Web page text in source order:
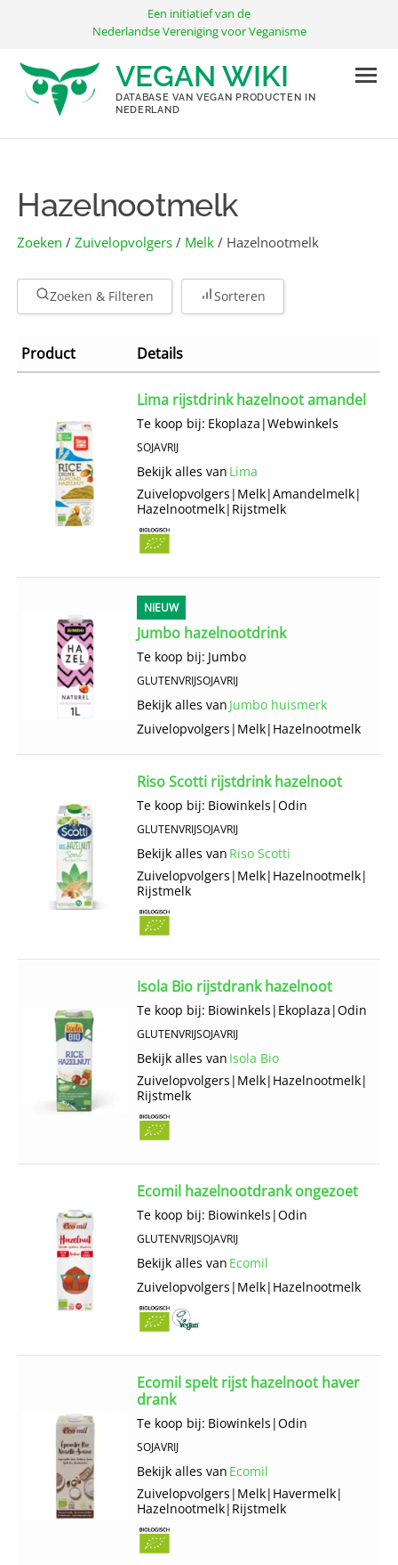
inhoud
Een initiatief van de
Nederlandse Vereniging voor Veganisme
VEGAN WIKI
DATABASE VAN VEGAN PRODUCTEN IN
NEDERLAND
Hazelnootmelk
Zoeken /Zuivelopvolgers / Melk / Hazelnootmelk
Zoeken & Filteren Sorteren
Product Details
Lima rijstdrink hazelnoot amandel
Te koop bij: Ekoplaza |Webwinkels
SOJAVRIJ
Bekijk alles van Lima
Zuivelopvolgers | Melk|Amandelmelk|
Hazelnootmelk| Rijstmelk
NIEUW
Jumbo hazelnootdrink
Te koop bij: Jumbo
GLUTENVRIJSOJAVRIJ
Bekijk alles van Jumbo huismerk
Zuivelopvolgers | Melk| Hazelnootmelk
Riso Scotti rijstdrink hazelnoot
Te koop bij: Biowinkels |Odin
GLUTENVRIJSOJAVRIJ
Bekijk alles van Riso Scotti
Zuivelopvolgers | Melk| Hazelnootmelk|
Rijstmelk
Isola Bio rijstdrank hazelnoot
Te koop bij: Biowinkels | Ekoplaza |Odin
GLUTENVRIJSOJAVRIJ
Bekijk alles van Isola Bio
Zuivelopvolgers | Melk| Hazelnootmelk|
Rijstmelk
Ecomil hazelnootdrank ongezoet
Te koop bij: Biowinkels |Odin
GLUTENVRIJSOJAVRIJ
Bekijk alles van Ecomil
Zuivelopvolgers | Melk| Hazelnootmelk
Ecomil spelt rijst hazelnoot haver
drank
Te koop bij: Biowinkels |Odin
SOJAVRIJ
Bekijk alles van Ecomil
Zuivelopvolgers | Melk| Havermelk|
Hazelnootmelk| Rijstmelk